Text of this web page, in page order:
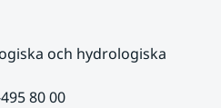
och hydrologiska
80 00